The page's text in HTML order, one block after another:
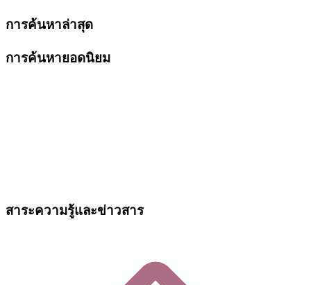
การค้นหาล่าสุด
การค้นหายอดนิยม
สาระความรู้และข่าวสาร